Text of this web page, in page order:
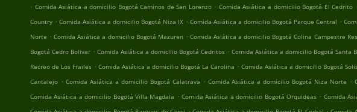
. Comida Asiática a domicilio Bogotá Caminos de San Lorenzo . Comida Asiática a domicilio Bogotá El Cedrito .
Country . Comida Asiática a domicilio Bogotá Niza IX . Comida Asiática a domicilio Bogotá Parque Central .
Norte . Comida Asiática a domicilio Bogotá Mazuren . Comida Asiática a domicilio Bogotá Colina Campestre
Bogotá Cedro Bolivar . Comida Asiática a domicilio Bogotá Cedritos . Comida Asiática a domicilio Bogotá Santa
Recreo de Los Frailes . Comida Asiática a domicilio Bogotá La Carolina . Comida Asiática a domicilio Bogotá
Cantalejo . Comida Asiática a domicilio Bogotá Calatrava . Comida Asiática a domicilio Bogotá Niza Norte .
Comida Asiática a domicilio Bogotá Villa Magdala . Comida Asiática a domicilio Bogotá Orquideas . Comida
. .